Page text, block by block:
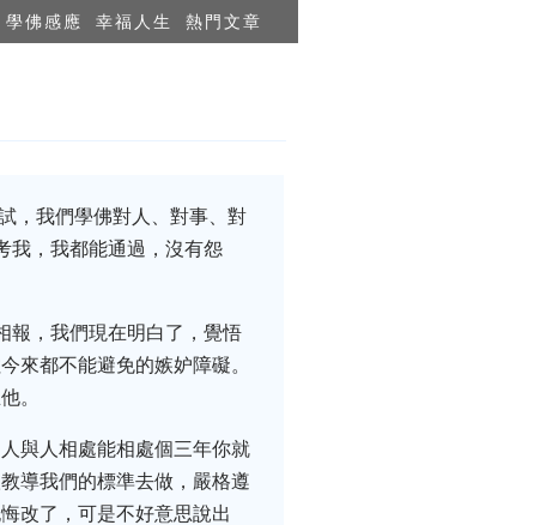
學佛感應 幸福人生 熱門文章
，我們學佛對人、對事、對
我，我都能通過，沒有怨
報，我們現在明白了，覺悟
來都不能避免的嫉妒障礙。
。
與人相處能相處個三年你就
導我們的標準去做，嚴格遵
改了，可是不好意思說出